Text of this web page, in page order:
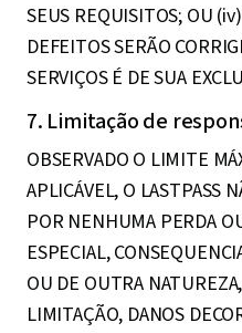
SEUS REQUISITOS; OU
DEFEITOS SERÃO
SERVIÇOS É DE SUA
7. Limitação de
OBSERVADO O LIMITE
APLICÁVEL, O LASTPASS
POR NENHUMA PERDA
ESPECIAL,
OU DE OUTRA
LIMITAÇÃO, DANOS